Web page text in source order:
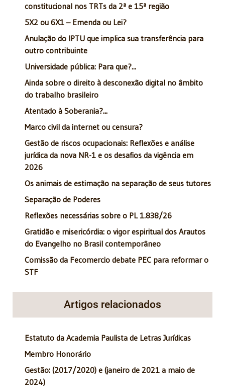
constitucional nos TRTs da 2ª e 15ª região
5X2 ou 6X1 – Emenda ou Lei?
Anulação do IPTU que implica sua transferência para
outro contribuinte
Universidade pública: Para que?...
Ainda sobre o direito à desconexão digital no âmbito
do trabalho brasileiro
Atentado à Soberania?...
Marco civil da internet ou censura?
Gestão de riscos ocupacionais: Reflexões e análise
jurídica da nova NR-1 e os desafios da vigência em
2026
Os animais de estimação na separação de seus tutores
Separação de Poderes
Reflexões necessárias sobre o PL 1.838/26
Gratidão e misericórdia: o vigor espiritual dos Arautos
do Evangelho no Brasil contemporâneo
Comissão da Fecomercio debate PEC para reformar o
STF
Artigos relacionados
Estatuto da Academia Paulista de Letras Jurídicas
Membro Honorário
Gestão: (2017/2020) e (janeiro de 2021 a maio de
2024)